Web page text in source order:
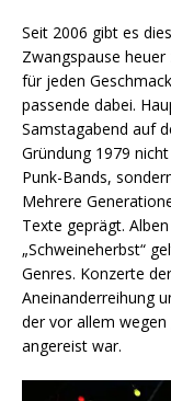
Seit 2006 gibt es
Zwangspause
für jeden
passende dabei.
Samstagabend auf
Gründung 1979
Punk-Bands,
Mehrere
Texte geprägt.
„Schweineherbst“
Genres. Konzerte
Aneinanderreihung
der vor allem wegen
angereist war.